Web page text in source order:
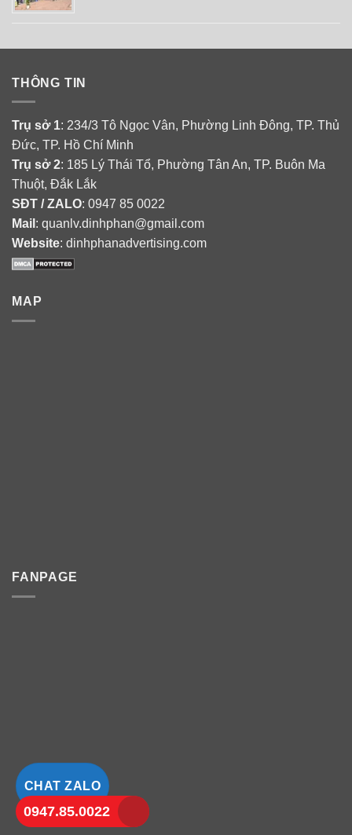
CHAT ZALO
0947.85.0022
THÔNG TIN
Trụ sở 1: 234/3 Tô Ngọc Vân, Phường Linh Đông, TP. Thủ
Đức, TP. Hồ Chí Minh
Trụ sở 2: 185 Lý Thái Tổ, Phường Tân An, TP. Buôn Ma
Thuột, Đắk Lắk
SĐT / ZALO: 0947 85 0022
Mail : quanlv.dinhphan@gmail.com
Website: dinhphanadvertising.com
MAP
FANPAGE